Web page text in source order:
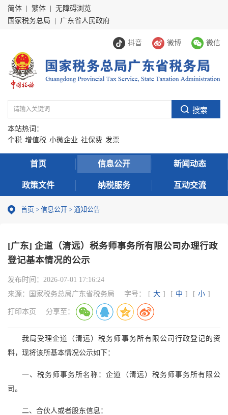
简体 繁体
无障碍浏览
国家税务总局
广东省人民政府
抖音 微博 微信
本站热词：
个税 增值税 小微企业 社保费 发票
首页 信息公开 新闻动态
政策文件 纳税服务 互动交流
首页 > 信息公开 > 通知公告
[广东] 企道（清远）税务师事务所有限公司办理行政
登记基本情况的公示
发布时间： 2026-07-01 17:16:24
来源：
国家税务总局广东省税务局 字号： [ 大 ] [ 中 ] [ 小 ]
打印本页 分享至：
我局受理企道（清远）税务师事务所有限公司行政登记的资
料，现将该所基本情况公示如下：
一、税务师事务所名称：企道（清远）税务师事务所有限公
司。
二、合伙人或者股东信息：